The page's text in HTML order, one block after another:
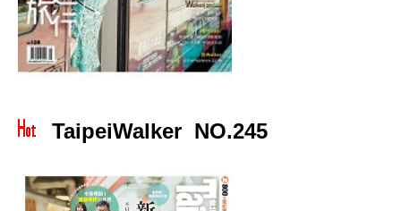
TaipeiWalker NO.245